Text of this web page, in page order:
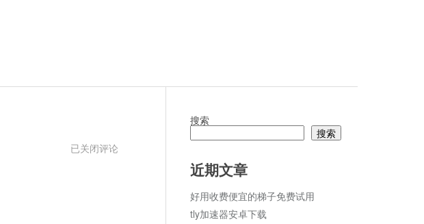
暴
已关闭评论
搜索
搜索
近期文章
好用收费便宜的梯子免费试用
tly加速器安卓下载